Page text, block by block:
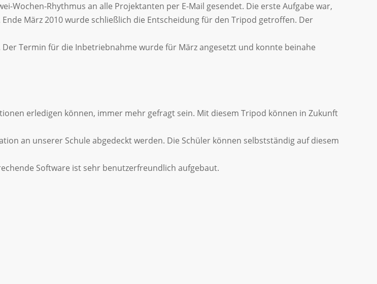
Wochen-Rhythmus an alle Projektanten per E-Mail gesendet. Die erste Aufgabe war,
März 2010 wurde schließlich die Entscheidung für den Tripod getroffen. Der
Termin für die Inbetriebnahme wurde für März angesetzt und konnte beinahe
erledigen können, immer mehr gefragt sein. Mit diesem Tripod können in Zukunft
an unserer Schule abgedeckt werden. Die Schüler können selbstständig auf diesem
Software ist sehr benutzerfreundlich aufgebaut.